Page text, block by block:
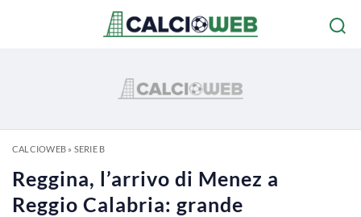
CALCIOWEB» SERIE B
Reggina, l’arrivo di Menez a
Reggio Calabria: grande